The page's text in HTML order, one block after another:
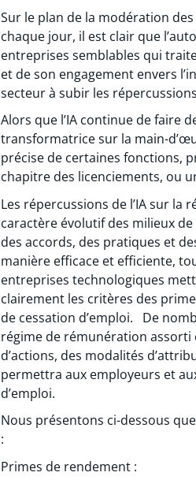
Sur le plan de la modération
chaque jour, il est clair que
entreprises semblables qui
et de son engagement envers
secteur à subir les
Alors que l’IA continue de faire
transformatrice sur la main-
précise de certaines fonctions,
chapitre des licenciements, ou
Les répercussions de l’IA sur
caractère évolutif des milieux
des accords, des pratiques et
manière efficace et efficiente,
entreprises technologiques
clairement les critères des
de cessation d’emploi. De
régime de rémunération assorti
d’actions, des modalités
permettra aux employeurs et
d’emploi.
Nous présentons ci-dessous
:
Primes de rendement :